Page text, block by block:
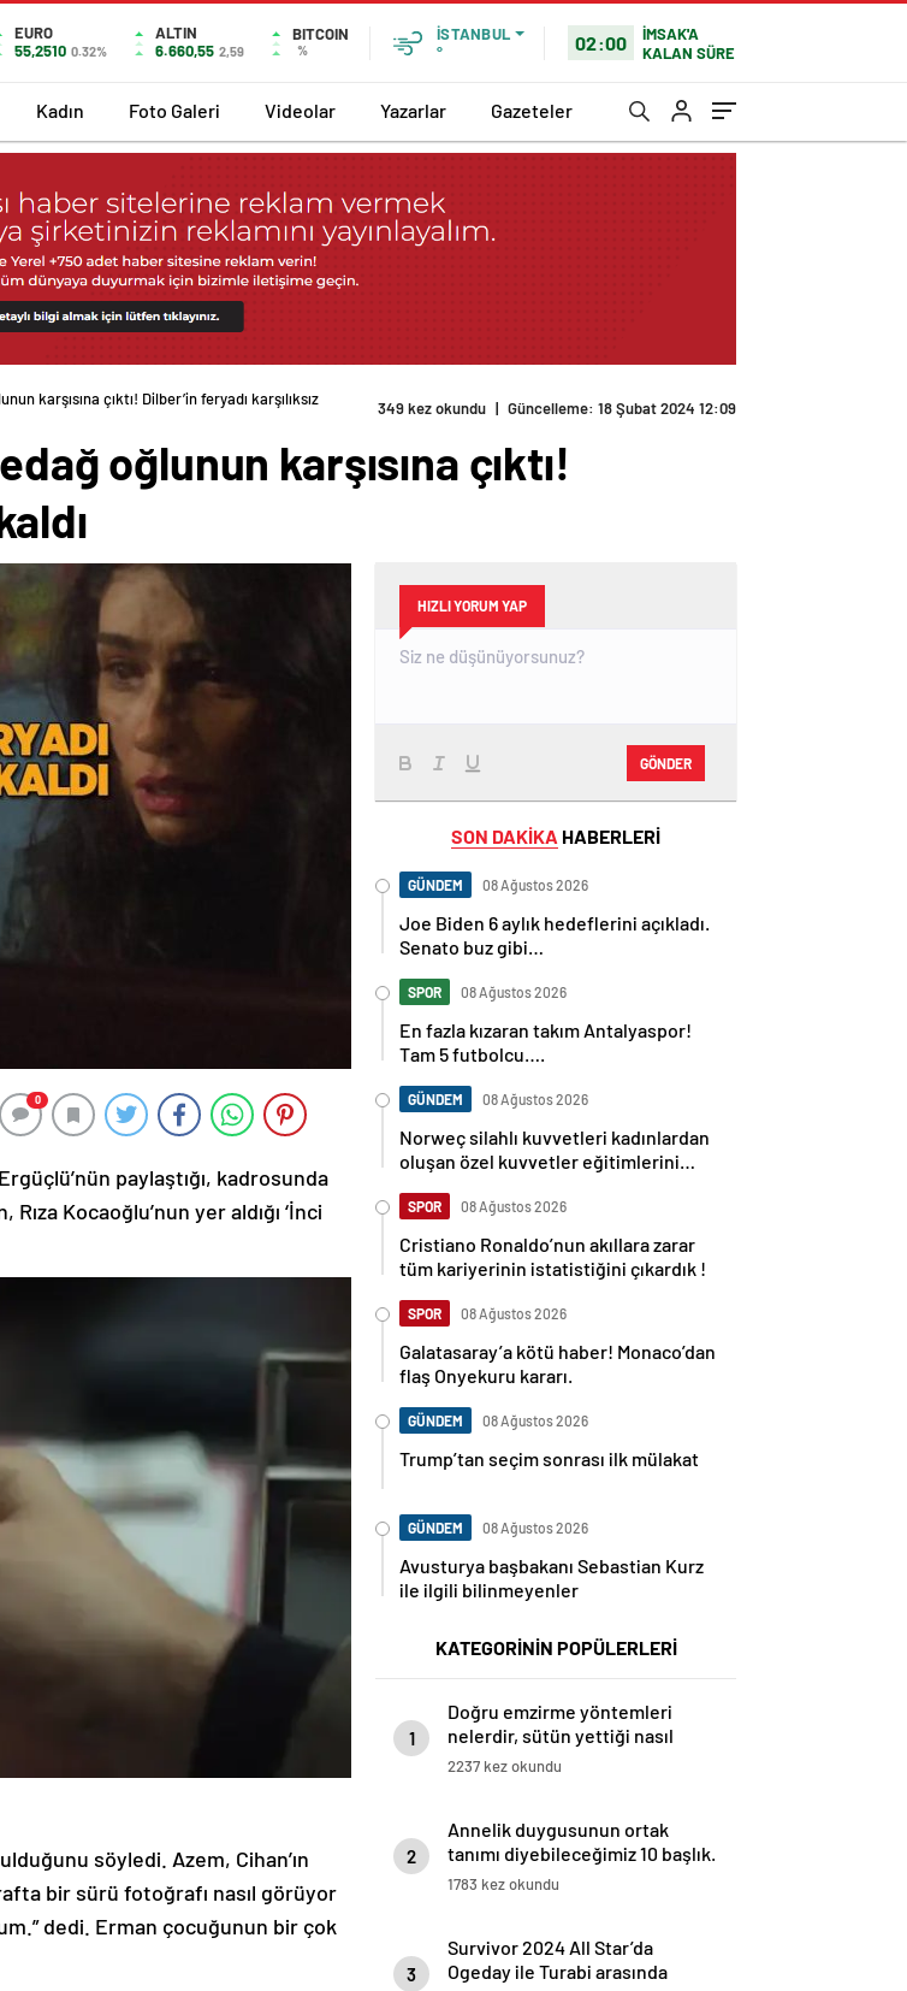
EURO
55,2510 0.32%
ALTIN
6.660,55 2,59
BITCOIN
%
İSTANBUL
°
02:00
İMSAK'A
KALAN SÜRE
Kadın Foto Galeri Videolar Yazarlar Gazeteler
karşısına çıktı! Dilber’in feryadı karşılıksız kaldı
oğlunun karşısına çıktı!
Kocaoğlu’nun yer aldığı ‘İnci
bir sürü fotoğrafı nasıl görüyor
dedi. Erman çocuğunun bir çok
HIZLI YORUM YAP
GÖNDER
Joe Biden 6 aylık hedeflerini açıkladı.
Senato buz gibi…
En fazla kızaran takım Antalyaspor!
Tam 5 futbolcu….
Norweç silahlı kuvvetleri kadınlardan
oluşan özel kuvvetler eğitimlerini
başlattı.
Cristiano Ronaldo’nun akıllara zarar
tüm kariyerinin istatistiğini çıkardık !
Galatasaray’a kötü haber! Monaco’dan
flaş Onyekuru kararı.
Trump’tan seçim sonrası ilk mülakat
Avusturya başbakanı Sebastian Kurz
ile ilgili bilinmeyenler
1
nelerdir, sütün yettiği nasıl
anlaşılır?
2237 kez okundu
2
tanımı diyebileceğimiz 10 başlık.
1783 kez okundu
3
Ogeday ile Turabi arasında
gerginlik tırmandı! Adaya veda
1751 kez okundu